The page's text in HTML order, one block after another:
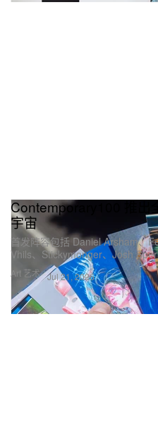
Art 艺术
Contemporary100 推出
宇宙
首发阵容包括 Daniel Arsham、
Vhils、Stickymonger、Josh
Jul 21, 2026